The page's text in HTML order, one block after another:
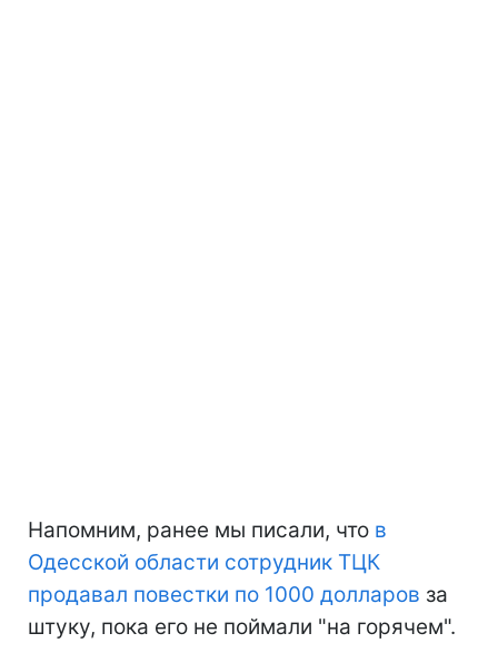
Напомним, ранее мы писали, что в
Одесской области сотрудник ТЦК
продавал повестки по 1000 долларов за
штуку, пока его не поймали "на горячем".